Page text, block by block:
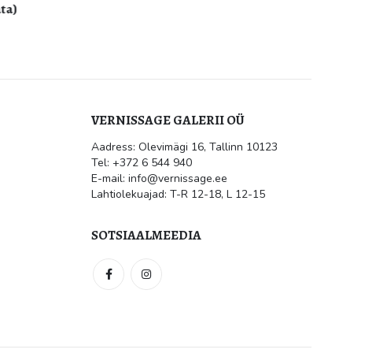
avati Jüri Mildebergi näitus
“Hingedeusk”
mai 31, 2026
Tel: +372 6 544 940
E-mail: info@vernissage.ee
Lahtiolekuajad: T-R 12-18, L 12-15